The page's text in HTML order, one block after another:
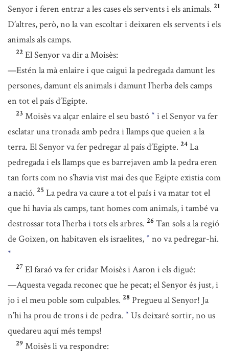
Senyor i feren entrar a les cases els servents i els animals. 21
D’altres, però, no la van escoltar i deixaren els servents i els
animals als camps.
22 El Senyor va dir a Moisès:
—Estén la mà enlaire i que caigui la pedregada damunt les
persones, damunt els animals i damunt l’herba dels camps
en tot el país d’Egipte.
23 Moisès va alçar enlaire el seu bastó * i el Senyor va fer
esclatar una tronada amb pedra i llamps que queien a la
terra. El Senyor va fer pedregar al país d’Egipte. 24 La
pedregada i els llamps que es barrejaven amb la pedra eren
tan forts com no s’havia vist mai des que Egipte existia com
a nació. 25 La pedra va caure a tot el país i va matar tot el
que hi havia als camps, tant homes com animals, i també va
destrossar tota l’herba i tots els arbres. 26 Tan sols a la regió
de Goixen, on habitaven els israelites, * no va pedregar-hi.
*
27 El faraó va fer cridar Moisès i Aaron i els digué:
—Aquesta vegada reconec que he pecat; el Senyor és just, i
jo i el meu poble som culpables. 28 Pregueu al Senyor! Ja
n’hi ha prou de trons i de pedra. * Us deixaré sortir, no us
quedareu aquí més temps!
29 Moisès li va respondre: